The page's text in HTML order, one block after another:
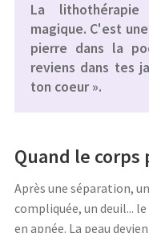
La
magique. C'est
pierre dans la
reviens dans tes
ton coeur ».
Quand le corps
Après une séparation,
compliquée, un deuil...
en apnée. La peau